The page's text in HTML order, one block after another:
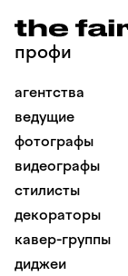
профи
агентства
ведущие
фотографы
видеографы
стилисты
декораторы
кавер-группы
диджеи